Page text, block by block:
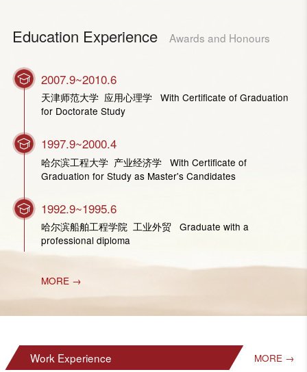
Education Experience Awards and Honours
2007.9~2010.6
天津师范大学 应用心理学 With Certificate of Graduation
for Doctorate Study
1997.9~2000.4
哈尔滨工程大学 产业经济学 With Certificate of
Graduation for Study as Master's Candidates
1992.9~1995.6
哈尔滨船舶工程学院 工业外贸 Graduate with a
professional diploma
MORE →
Work Experience MORE →